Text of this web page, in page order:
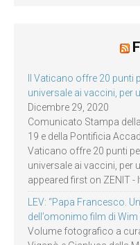
Il Vaticano offre 20
universale ai vaccini, per
Dicembre 29, 2020
Comunicato Stampa
19 e della Pontificia
Vaticano offre 20 punti
universale ai vaccini, per
appeared first on ZENIT -
LEV: “Papa Francesco.
dell’omonimo film di Wim
Volume fotografico a